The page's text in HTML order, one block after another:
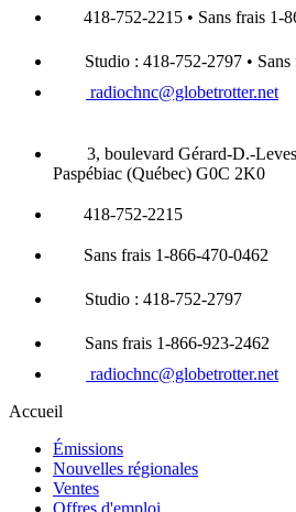
418-752-2215 • Sans frais 1-
Studio : 418-752-2797 •
radiochnc@globetrotter.net
3, boulevard Gérard-D.-
Paspébiac (Québec) G0C 2K0
418-752-2215
Sans frais 1-866-470-0462
Studio : 418-752-2797
Sans frais 1-866-923-2462
radiochnc@globetrotter.net
Accueil
Émissions
Nouvelles régionales
Ventes
Offres d'emploi